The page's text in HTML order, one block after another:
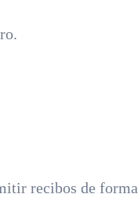
recibos de forma